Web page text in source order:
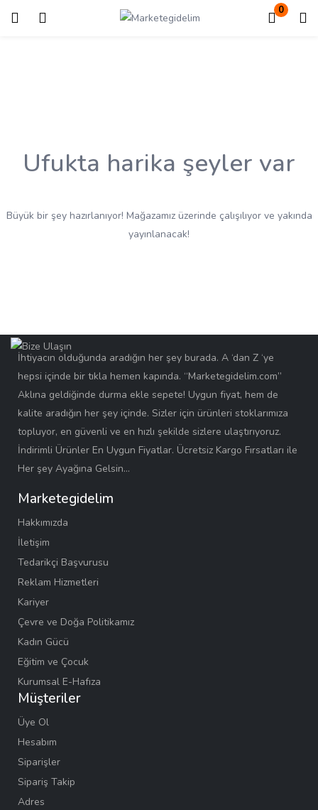
0
Giriş Kayıt ol
Ufukta harika şeyler var
Büyük bir şey hazırlanıyor! Mağazamız üzerinde çalışılıyor ve yakında
yayınlanacak!
İhtiyacın olduğunda aradığın her şey burada. A ‘dan Z ‘ye
hepsi içinde bir tıkla hemen kapında. “Marketegidelim.com”
Aklına geldiğinde durma ekle sepete! Uygun fiyat, hem de
kalite aradığın her şey içinde. Sizler için ürünleri stoklarımıza
topluyor, en güvenli ve en hızlı şekilde sizlere ulaştırıyoruz.
İndirimli Ürünler En Uygun Fiyatlar. Ücretsiz Kargo Fırsatları ile
Her şey Ayağına Gelsin…
Marketegidelim
Hakkımızda
İletişim
Tedarikçi Başvurusu
Reklam Hizmetleri
Kariyer
Çevre ve Doğa Politikamız
Kadın Gücü
Eğitim ve Çocuk
Kurumsal E-Hafıza
Müşteriler
Üye Ol
Hesabım
Siparişler
Sipariş Takip
Adres